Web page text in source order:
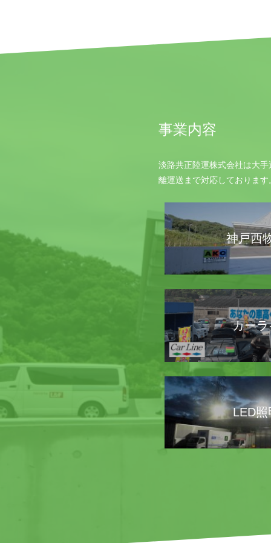
事業内容
淡路共正陸運株式会社は大
離運送まで対応しております
神戸西
カー
LED